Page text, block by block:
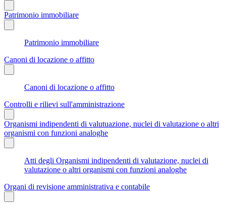
Patrimonio immobiliare
Patrimonio immobiliare
Canoni di locazione o affitto
Canoni di locazione o affitto
Controlli e rilievi sull'amministrazione
Organismi indipendenti di valutuazione, nuclei di valutazione o altri
organismi con funzioni analoghe
Atti degli Organismi indipendenti di valutazione, nuclei di
valutazione o altri organismi con funzioni analoghe
Organi di revisione amministrativa e contabile